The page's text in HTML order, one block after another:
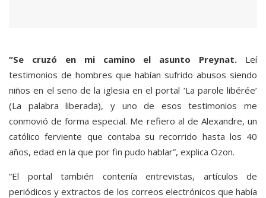
“Se cruzó en mi camino el asunto Preynat. Leí
testimonios de hombres que habían sufrido abusos siendo
niños en el seno de la iglesia en el portal ‘La parole libérée’
(La palabra liberada), y uno de esos testimonios me
conmovió de forma especial. Me refiero al de Alexandre, un
católico ferviente que contaba su recorrido hasta los 40
años, edad en la que por fin pudo hablar”, explica Ozon.
“El portal también contenía entrevistas, artículos de
periódicos y extractos de los correos electrónicos que había